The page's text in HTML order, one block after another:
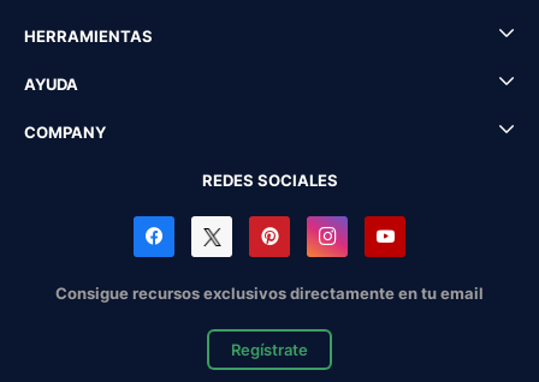
HERRAMIENTAS
AYUDA
COMPANY
REDES SOCIALES
Consigue recursos exclusivos directamente en tu email
Regístrate